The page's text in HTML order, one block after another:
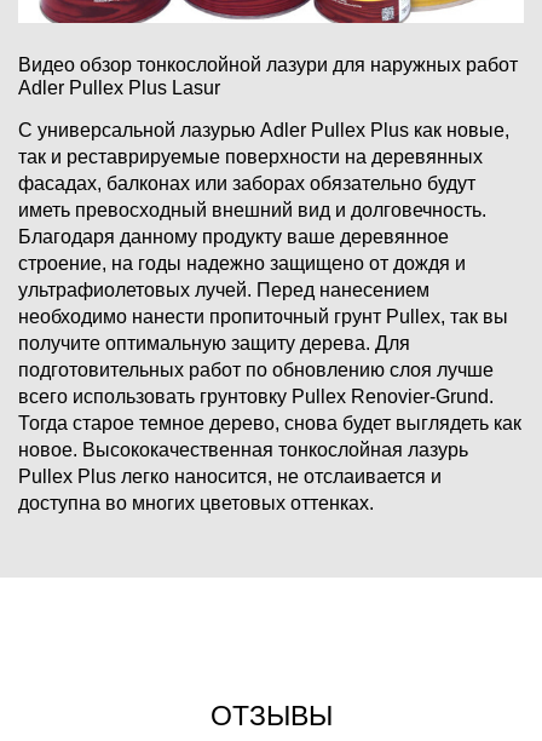
Видео обзор тонкослойной лазури для наружных работ
Adler Pullex Plus Lasur
С универсальной лазурью Adler Pullex Plus как новые,
так и реставрируемые поверхности на деревянных
фасадах, балконах или заборах обязательно будут
иметь превосходный внешний вид и долговечность.
Благодаря данному продукту ваше деревянное
строение, на годы надежно защищено от дождя и
ультрафиолетовых лучей. Перед нанесением
необходимо нанести пропиточный грунт Pullex, так вы
получите оптимальную защиту дерева. Для
подготовительных работ по обновлению слоя лучше
всего использовать грунтовку Pullex Renovier-Grund.
Тогда старое темное дерево, снова будет выглядеть как
новое. Высококачественная тонкослойная лазурь
Pullex Plus легко наносится, не отслаивается и
доступна во многих цветовых оттенках.
ОТЗЫВЫ